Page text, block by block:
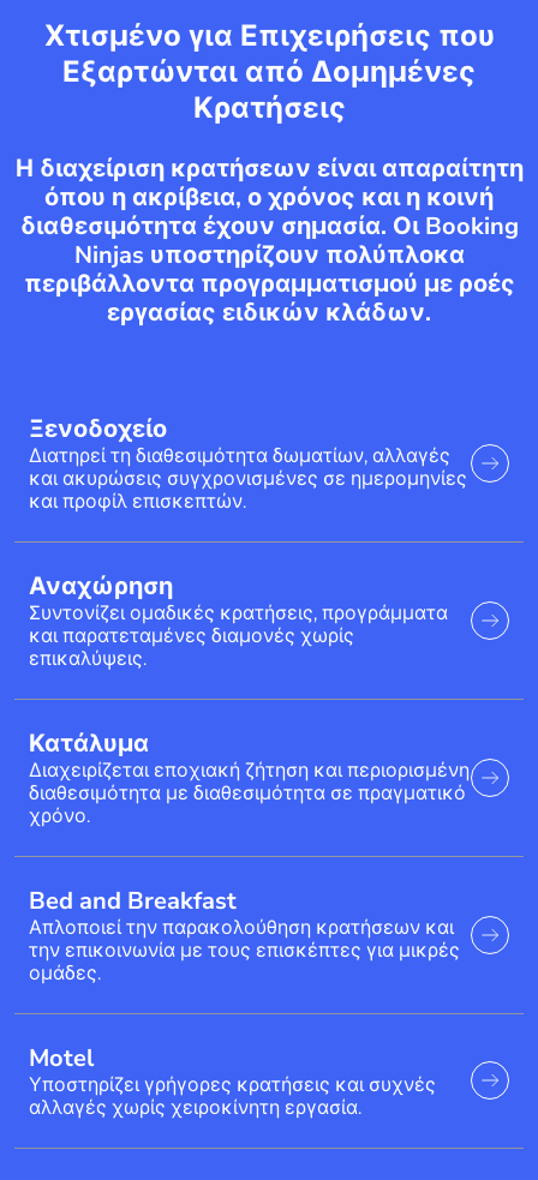
Χτισμένο για Επιχειρήσεις που
Εξαρτώνται από Δομημένες
Κρατήσεις
Η διαχείριση κρατήσεων είναι απαραίτητη
όπου η ακρίβεια, ο χρόνος και η κοινή
διαθεσιμότητα έχουν σημασία. Οι Booking
Ninjas υποστηρίζουν πολύπλοκα
περιβάλλοντα προγραμματισμού με ροές
εργασίας ειδικών κλάδων.
Ξενοδοχείο
Διατηρεί τη διαθεσιμότητα δωματίων, αλλαγές
και ακυρώσεις συγχρονισμένες σε ημερομηνίες
και προφίλ επισκεπτών.
Αναχώρηση
Συντονίζει ομαδικές κρατήσεις, προγράμματα
και παρατεταμένες διαμονές χωρίς
επικαλύψεις.
Κατάλυμα
Διαχειρίζεται εποχιακή ζήτηση και περιορισμένη
διαθεσιμότητα με διαθεσιμότητα σε πραγματικό
χρόνο.
Bed and Breakfast
Απλοποιεί την παρακολούθηση κρατήσεων και
την επικοινωνία με τους επισκέπτες για μικρές
ομάδες.
Motel
Υποστηρίζει γρήγορες κρατήσεις και συχνές
αλλαγές χωρίς χειροκίνητη εργασία.